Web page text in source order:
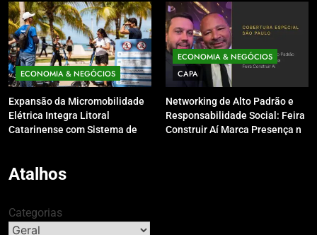
inverno
ECONOMIA & NEGÓCIOS
Expansão da Micromobilidade
Elétrica Integra Litoral
Catarinense com Sistema de
ECONOMIA & NEGÓCIOS
CAPA
Networking de Alto Padrão e
Responsabilidade Social: Feira
Construir Aí Marca Presença no
Atalhos
Categorias